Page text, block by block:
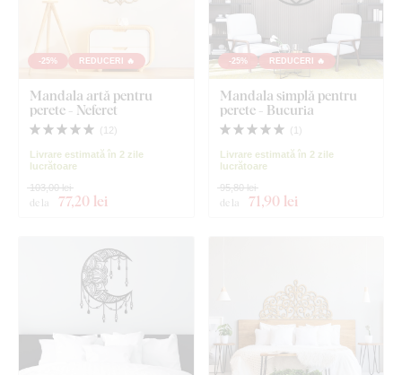
-25% REDUCERI 🔥
Mandala artă pentru
perete - Neferet
( 12)
Livrare estimată în 2 zile
lucrătoare
de la 77,20 lei
103,00 lei
-25% REDUCERI 🔥
Mandala simplă pentru
perete - Bucuria
( 1 )
Livrare estimată în 2 zile
lucrătoare
de la 71,90 lei
95,80 lei